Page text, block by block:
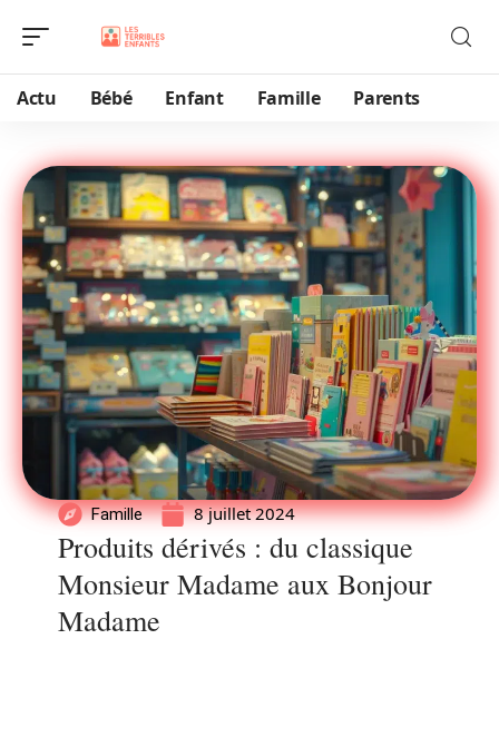
Actu Bébé Enfant Famille Parents
Famille 8 juillet 2024
Produits dérivés : du classique
Monsieur Madame aux Bonjour
Madame